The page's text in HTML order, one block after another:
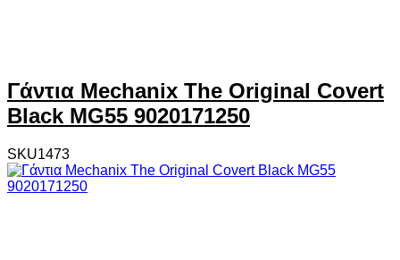
Γάντια Mechanix The Original Covert
Black MG55 9020171250
SKU1473